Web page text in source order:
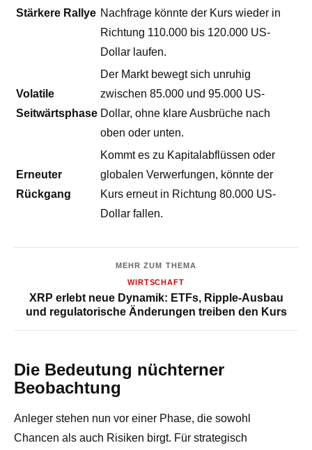
Stärkere Rallye Nachfrage könnte der Kurs wieder in
Richtung 110.000 bis 120.000 US-
Dollar laufen.
Volatile
Seitwärtsphase
Der Markt bewegt sich unruhig
zwischen 85.000 und 95.000 US-
Dollar, ohne klare Ausbrüche nach
oben oder unten.
Erneuter
Rückgang
Kommt es zu Kapitalabflüssen oder
globalen Verwerfungen, könnte der
Kurs erneut in Richtung 80.000 US-
Dollar fallen.
MEHR ZUM THEMA
WIRTSCHAFT
XRP erlebt neue Dynamik: ETFs, Ripple-Ausbau
und regulatorische Änderungen treiben den Kurs
Die Bedeutung nüchterner
Beobachtung
Anleger stehen nun vor einer Phase, die sowohl
Chancen als auch Risiken birgt. Für strategisch